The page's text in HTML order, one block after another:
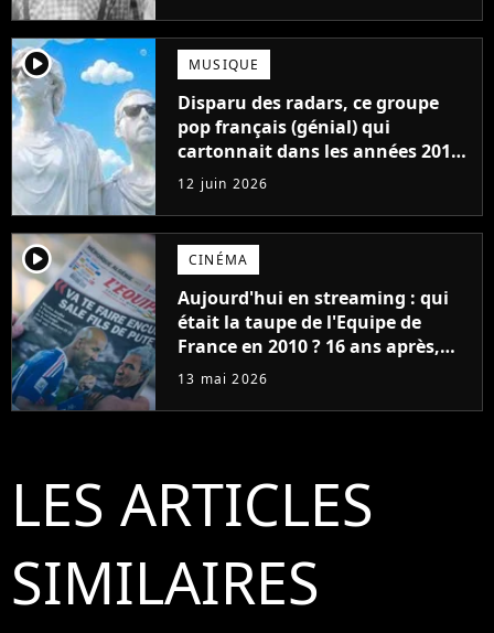
player2 MUSIQUE
Disparu des radars, ce groupe
pop français (génial) qui
cartonnait dans les années 2010
se reforme !
12 juin 2026
player2 CINÉMA
Aujourd'hui en streaming : qui
était la taupe de l'Equipe de
France en 2010 ? 16 ans après,
voici ENFIN la réponse
13 mai 2026
LES ARTICLES
SIMILAIRES